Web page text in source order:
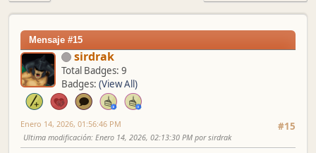
Mensaje #15
sirdrak
Total Badges: 9
Badges: (View All)
#15
Enero 14, 2026, 01:56:46 PM
Ultima modificación: Enero 14, 2026, 02:13:30 PM por sirdrak